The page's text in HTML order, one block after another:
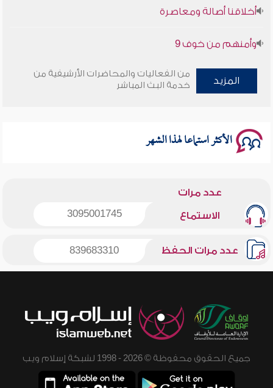
المزيد
من الفعاليات والمحاضرات الأرشيفية من
خدمة البث المباشر
الأكثر استماعا لهذا الشهر
عدد مرات
الاستماع 3095001745
عدد مرات الحفظ 839683310
جميع الحقوق محفوظة © 2026 - 1998 لشبكة إسلام ويب